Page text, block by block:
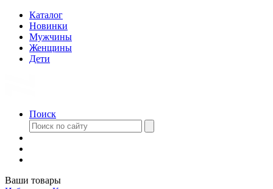
Каталог
Новинки
Мужчины
Женщины
Дети
Поиск
Ваши товары